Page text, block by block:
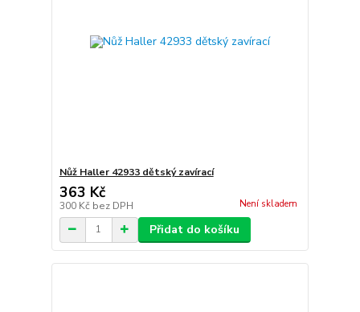
Nůž Haller 42933 dětský zavírací
363 Kč
300 Kč bez DPH Není skladem
Přidat do košíku